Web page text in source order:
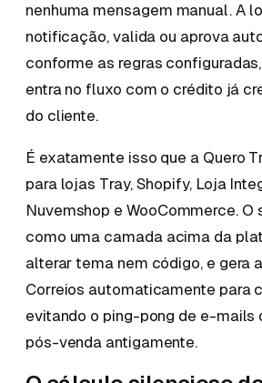
nenhuma mensagem manual. A
notificação, valida ou aprova
conforme as regras
entra no fluxo com o crédito já
do cliente.
É exatamente isso que a Quero
para lojas Tray, Shopify, Loja
Nuvemshop e WooCommerce.
como uma camada acima da
alterar tema nem código, e gera
Correios automaticamente para
evitando o ping-pong de e-mails
pós-venda antigamente.